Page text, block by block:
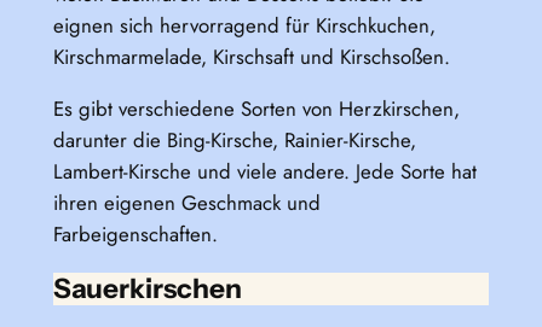
eignen sich hervorragend für Kirschkuchen,
Kirschmarmelade, Kirschsaft und Kirschsoßen.
Es gibt verschiedene Sorten von Herzkirschen,
darunter die Bing-Kirsche, Rainier-Kirsche,
Lambert-Kirsche und viele andere. Jede Sorte hat
ihren eigenen Geschmack und
Farbeigenschaften.
Sauerkirschen